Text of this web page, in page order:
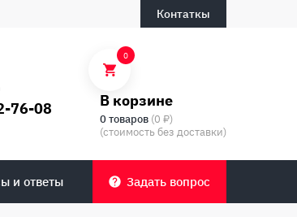
Контаткы
76-08
0
В корзине
0 товаров (0 ₽)
(стоимость без доставки)
и ответы Задать вопрос